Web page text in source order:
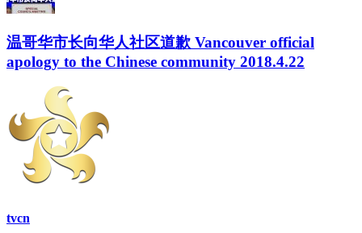
温哥华市长向华人社区道歉 Vancouver official
apology to the Chinese community 2018.4.22
tvcn